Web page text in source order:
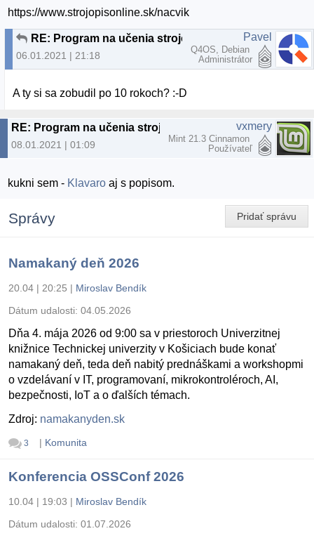
https://www.strojopisonline.sk/nacvik
06.01.2021 | 21:18
Pavel
Q4OS, Debian
Administrátor
A ty si sa zobudil po 10 rokoch? :-D
08.01.2021 | 01:09
vxmery
Mint 21.3 Cinnamon
Používateľ
kukni sem - Klavaro aj s popisom.
Pridať správu
Správy
Namakaný deň 2026
20.04 | 20:25 | Miroslav Bendík
Dátum udalosti: 04.05.2026
Dňa 4. mája 2026 od 9:00 sa v priestoroch Univerzitnej
knižnice Technickej univerzity v Košiciach bude konať
namakaný deň, teda deň nabitý prednáškami a workshopmi
o vzdelávaní v IT, programovaní, mikrokontroléroch, AI,
bezpečnosti, IoT a o ďalších témach.
Zdroj: namakanyden.sk
3 | Komunita
Konferencia OSSConf 2026
10.04 | 19:03 | Miroslav Bendík
Dátum udalosti: 01.07.2026